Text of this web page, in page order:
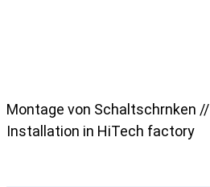
Montage von Schaltschrnken //
Installation in HiTech factory